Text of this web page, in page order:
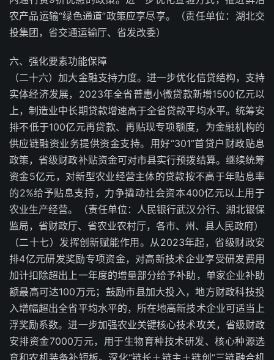
农产品运输“绿色通道”政策应享尽享。（责任单位：湖北交
投集团，省交通运输厅、省发改委）
六、强化要素功能保障
（二十六）加大金融支持力度。进一步优化信贷结构，支持
实体经济发展，2023年全省普惠小微贷款新增1500亿元以
上，制造业中长期贷款增速高于全省贷款平均水平。统筹安
排不低于100亿元再贷款、再贴现专项额度，为金融机构的
供应链融资业务提供资金支持。用好“301”首贷户财政贴息
政策，省级财政补贴资金可对市县实行预拨结算。继续统筹
资金5亿元，对新型农业经营主体的贷款按不高于年贴息率
的2%给予贴息支持，力争撬动社会资本400亿元以上用于
农业生产经营。（责任单位：人民银行武汉分行、湖北银保
监局，省财政厅、省农业农村厅，各市、州、县人民政府）
（二十七）发挥创新赋能作用。从2023年起，省级财政安
排4亿元研发奖励专项资金，对高新技术企业享受研发费用
加计扣除超出上一年度的增量部分给予补助，单家企业补助
额最高可达100万元；鼓励市县加大投入，地方财政科技投
入增幅超出全省平均水平的，所在地高新技术企业可适当上
浮奖励系数。进一步加强农业关键核心技术攻关，省级财政
安排资金7000万元，用于生物育种技术研发、核心种源选
育和农机装备补短板。深化“链长＋链主＋链创”三链融合机